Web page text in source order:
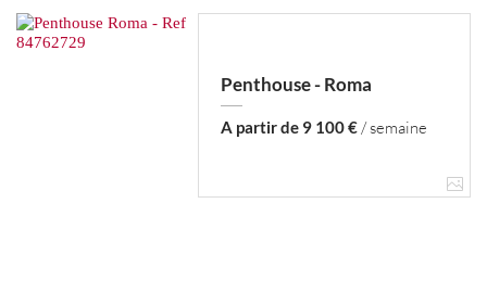
Penthouse - Roma
A partir de 9 100 €/ semaine